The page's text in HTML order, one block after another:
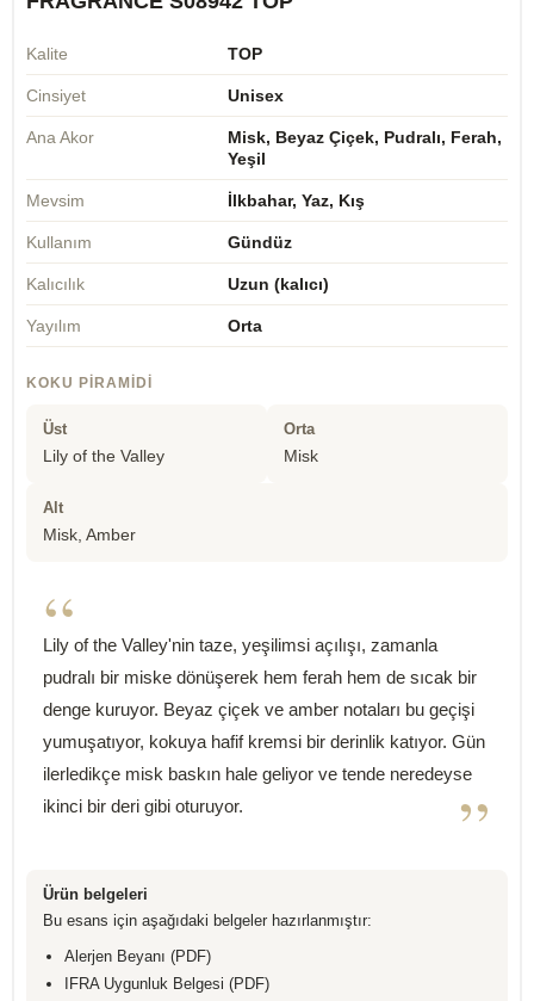
Kalite TOP
Cinsiyet Unisex
Ana Akor
Misk, Beyaz Çiçek, Pudralı, Ferah,
Yeşil
Mevsim İlkbahar, Yaz, Kış
Kullanım Gündüz
Kalıcılık Uzun (kalıcı)
Yayılım Orta
KOKU PIRAMIDI
Üst
Lily of the Valley
Orta
Misk
Alt
Misk, Amber
“
Lily of the Valley'nin taze, yeşilimsi açılışı, zamanla
pudralı bir miske dönüşerek hem ferah hem de sıcak bir
denge kuruyor. Beyaz çiçek ve amber notaları bu geçişi
yumuşatıyor, kokuya hafif kremsi bir derinlik katıyor. Gün
ilerledikçe misk baskın hale geliyor ve tende neredeyse
ikinci bir deri gibi oturuyor.
”
Ürün belgeleri
Bu esans için aşağıdaki belgeler hazırlanmıştır:
Alerjen Beyanı (PDF)
IFRA Uygunluk Belgesi (PDF)